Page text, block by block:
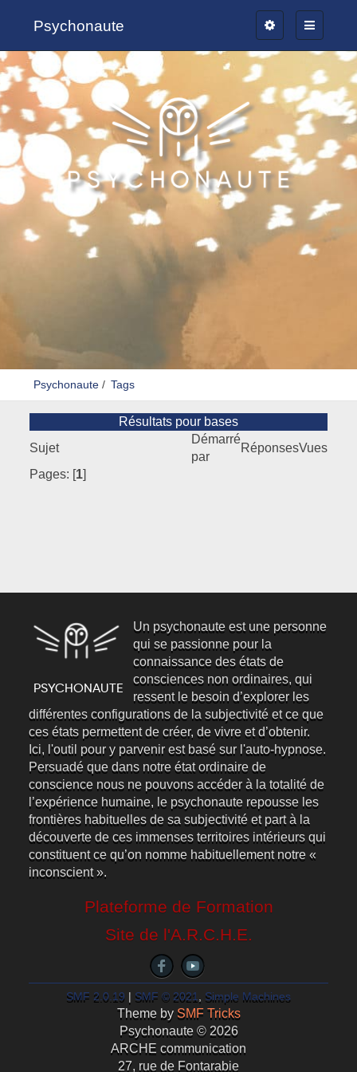
Psychonaute
Psychonaute/ Tags
Résultats pour bases
Sujet
Démarré
par
RéponsesVues
Pages: [1]
Un psychonaute est une personne
qui se passionne pour la
connaissance des états de
consciences non ordinaires, qui
ressent le besoin d’explorer les
différentes configurations de la subjectivité et ce que
ces états permettent de créer, de vivre et d’obtenir.
Ici, l'outil pour y parvenir est basé sur l'auto-hypnose.
Persuadé que dans notre état ordinaire de
conscience nous ne pouvons accéder à la totalité de
l’expérience humaine, le psychonaute repousse les
frontières habituelles de sa subjectivité et part à la
découverte de ces immenses territoires intérieurs qui
constituent ce qu’on nomme habituellement notre «
inconscient ».
Plateforme de Formation
Site de l'A.R.C.H.E.
SMF 2.0.19 SMF © 2021, Simple Machines
Theme by SMF Tricks
Psychonaute © 2026
ARCHE communication
27, rue de Fontarabie